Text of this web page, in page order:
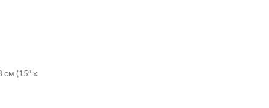
см (15″ x